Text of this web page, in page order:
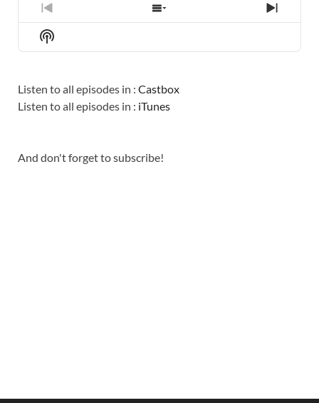
PREVIOUS
EPISODE
SHOW
EPISODES
NEXT
Show
Podcast
Listen to all episodes in : Castbox
Listen to all episodes in : iTunes
And don't forget to subscribe!